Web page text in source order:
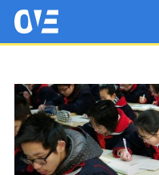
Saltar al contenido principal
OtrasVocesenEducacion.org